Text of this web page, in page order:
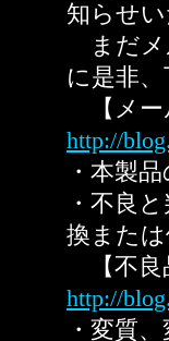
知らせ
まだメ
に是非
【メー
http://
・本製
・不良
換また
【不良
http://
・変質